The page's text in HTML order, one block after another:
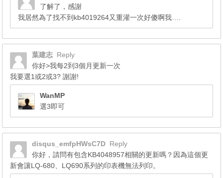
了解了，感謝
我居然為了找不到kb4019264又重灌一次好傻啊我….
葉建志 Reply
你好>我每2到3個月更新一次
我要選1或2或3? 謝謝!
WanMP
選3即可
disqus_emfpHWsC7D Reply
你好，請問有包含KB4048957相關的更新嗎？因為這個更
新會讓LQ-680、LQ690系列的印表機無法列印。